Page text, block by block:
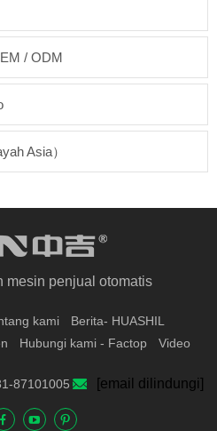
/ ODM
Asia）
mesin penjual otomatis
kami
Berita- HUASHIL
Hubungi kami - Factop Video
87101005 [email dilindungi]